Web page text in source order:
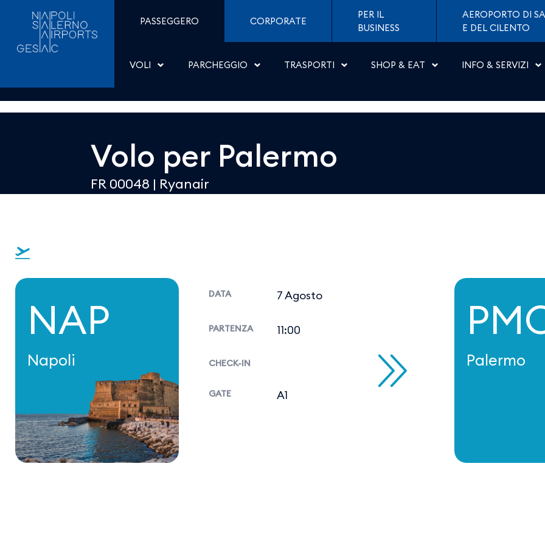
Salta al contenuto
Dettaglio - Aeroporti di Napoli
PASSEGGERO CORPORATE
PER IL
BUSINESS
AEROPORTO DI
E DEL CILENTO
VOLI PARCHEGGIO TRASPORTI SHOP & EAT INFO & SERVIZI
Volo per Palermo
FR 00048 | Ryanair
NAP
Napoli
DATA 7 Agosto
PARTENZA 11:00
CHECK-IN
GATE A1
Palermo